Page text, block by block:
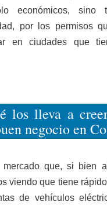
económicos, sino
por los permisos
en ciudades que
los lleva a
negocio en
mercado que, si bien
viendo que tiene
de vehículos